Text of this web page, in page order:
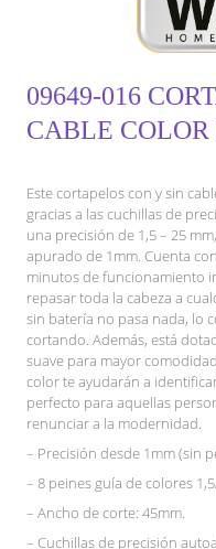
09649-016
CABLE COLOR
Este cortapelos con y sin
gracias a las cuchillas de
una precisión de 1,5 – 25
apurado de 1mm. Cuenta
minutos de funcionamiento
repasar toda la cabeza a
sin batería no pasa nada, lo
cortando. Además, está
suave para mayor
color te ayudarán a
perfecto para aquellas
renunciar a la modernidad.
– Precisión desde 1mm (sin
– 8 peines guía de colores
– Ancho de corte: 45mm.
– Cuchillas de precisión